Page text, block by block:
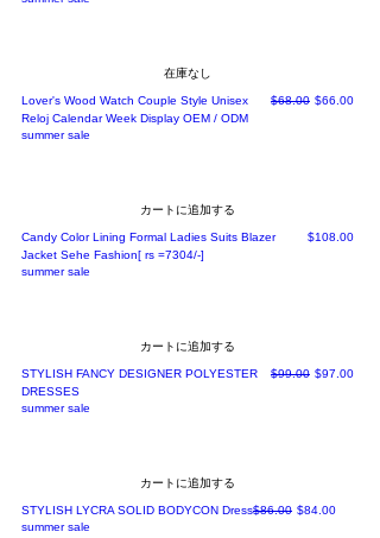
在庫なし
Lover's Wood Watch Couple Style Unisex
Reloj Calendar Week Display OEM / ODM
通常価格
$68.00 セール価格
$66.00
summer sale
カートに追加する
Candy Color Lining Formal Ladies Suits Blazer
Jacket Sehe Fashion[ rs =7304/-]
価格
$108.00
summer sale
カートに追加する
STYLISH FANCY DESIGNER POLYESTER
DRESSES
通常価格
$99.00 セール価格
$97.00
summer sale
カートに追加する
STYLISH LYCRA SOLID BODYCON Dress通常価格
$86.00 セール価格
$84.00
summer sale